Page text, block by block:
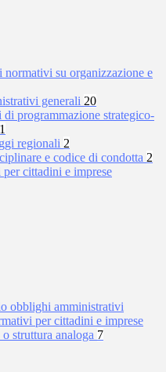
normativi su organizzazione e
generali 20
programmazione strategico-
1
regionali 2
e codice di condotta 2
cittadini e imprese
obblighi amministrativi
per cittadini e imprese
struttura analoga 7